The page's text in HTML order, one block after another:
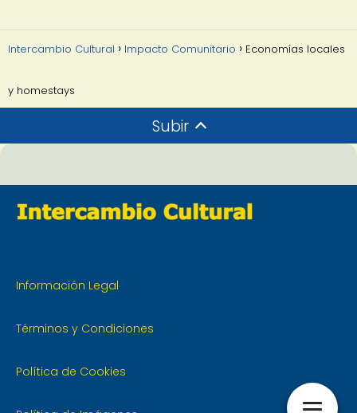
Intercambio Cultural Impacto Comunitario Economías locales
y homestays
Subir
Información Legal
Términos y Condiciones
Política de Cookies